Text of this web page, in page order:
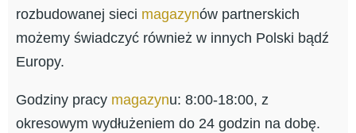
rozbudowanej sieci magazynów partnerskich
możemy świadczyć również w innych Polski bądź
Europy.
Godziny pracy magazynu: 8:00-18:00, z
okresowym wydłużeniem do 24 godzin na dobę.